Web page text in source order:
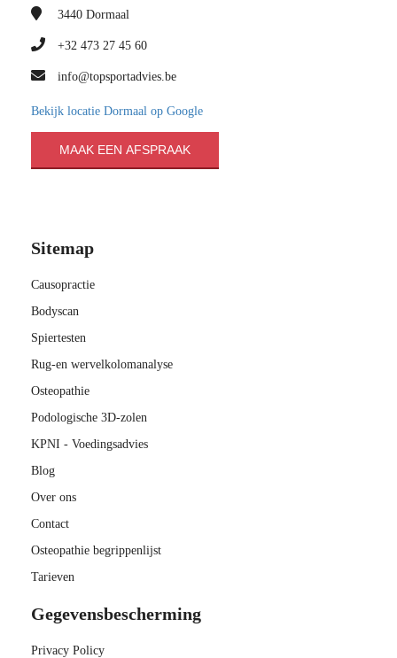
3440 Dormaal
+32 473 27 45 60
info@topsportadvies.be
Bekijk locatie Dormaal op Google
MAAK EEN AFSPRAAK
Sitemap
Causopractie
Bodyscan
Spiertesten
Rug-en wervelkolomanalyse
Osteopathie
Podologische 3D-zolen
KPNI - Voedingsadvies
Blog
Over ons
Contact
Osteopathie begrippenlijst
Tarieven
Gegevensbescherming
Privacy Policy